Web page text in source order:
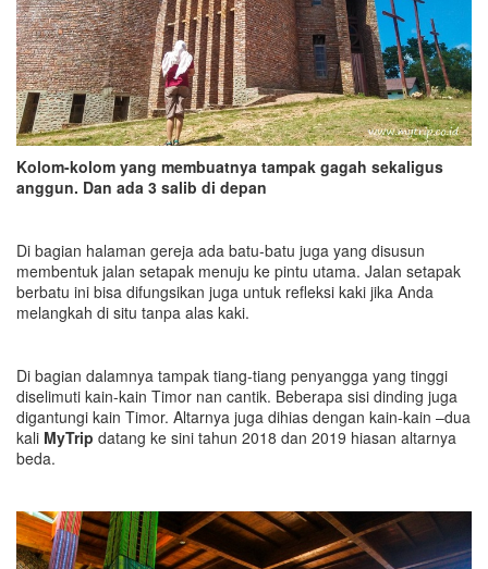
Kolom-kolom yang membuatnya tampak gagah sekaligus
anggun. Dan ada 3 salib di depan
Di bagian halaman gereja ada batu-batu juga yang disusun
membentuk jalan setapak menuju ke pintu utama. Jalan setapak
berbatu ini bisa difungsikan juga untuk refleksi kaki jika Anda
melangkah di situ tanpa alas kaki.
Di bagian dalamnya tampak tiang-tiang penyangga yang tinggi
diselimuti kain-kain Timor nan cantik. Beberapa sisi dinding juga
digantungi kain Timor. Altarnya juga dihias dengan kain-kain –dua
kali MyTrip datang ke sini tahun 2018 dan 2019 hiasan altarnya
beda.